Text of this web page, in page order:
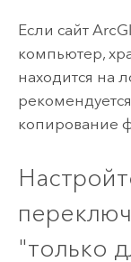
Если сайт
компьютер,
находится на
копирование
"только